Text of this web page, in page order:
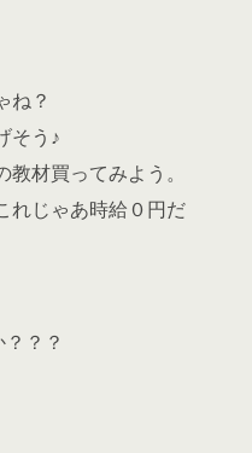
ね？
そう♪
材買ってみよう。
れじゃあ時給０円だ
？？